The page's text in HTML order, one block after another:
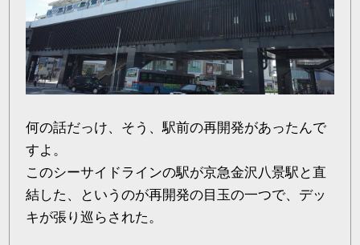
何の話だっけ、そう、駅前の再開発があったんで
すよ。
このシーサイドラインの駅が京急金沢八景駅と直
結した、というのが再開発の目玉の一つで、デッ
キが張り巡らされた。